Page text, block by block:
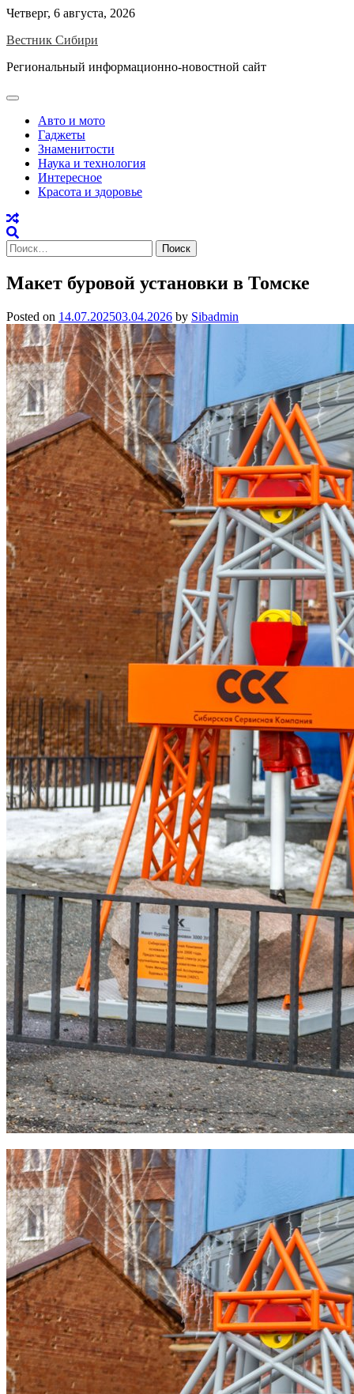
Skip
content
Четверг, 6 августа, 2026
Вестник Сибири
Региональный информационно-новостной сайт
Авто и мото
Гаджеты
Знаменитости
Наука и технология
Интересное
Красота и здоровье
Найти:
Макет буровой установки в Томске
Posted on 14.07.202503.04.2026 by Sibadmin